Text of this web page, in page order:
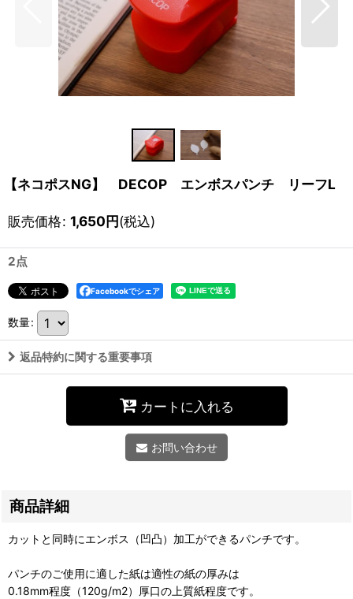
【ネコポスNG】 DECOP エンボスパンチ リーフL
販売価格: 1,650円(税込)
2点
Facebookでシェア
数量:
返品特約に関する重要事項
カートに入れる
お問い合わせ
商品詳細
カットと同時にエンボス（凹凸）加工ができるパンチです。
パンチのご使用に適した紙は適性の紙の厚みは
0.18mm程度（120g/m2）厚口の上質紙程度です。